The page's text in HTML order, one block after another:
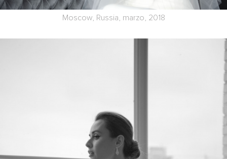
Moscow, Russia, marzo, 2018